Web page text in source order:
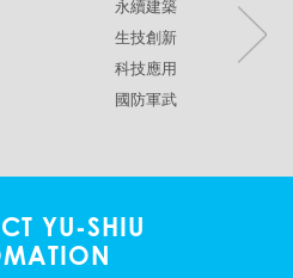
永續建築
生技創新
科技應用
國防軍武
YU-SHIU